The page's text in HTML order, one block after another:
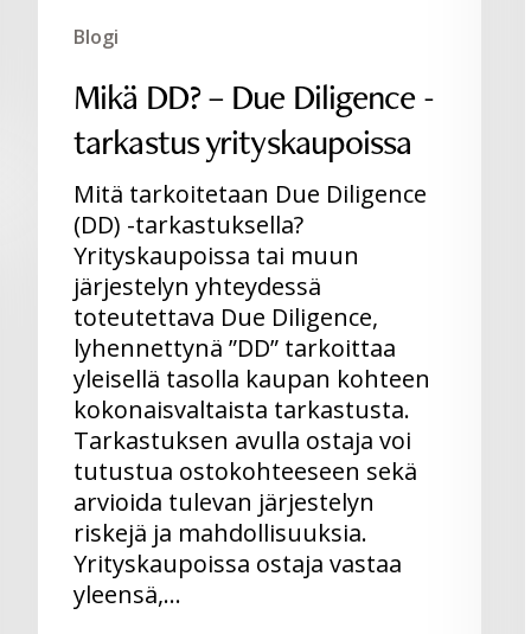
Blogi
Mikä DD? – Due Diligence -
tarkastus yrityskaupoissa
Mitä tarkoitetaan Due Diligence
(DD) -tarkastuksella?
Yrityskaupoissa tai muun
järjestelyn yhteydessä
toteutettava Due Diligence,
lyhennettynä ”DD” tarkoittaa
yleisellä tasolla kaupan kohteen
kokonaisvaltaista tarkastusta.
Tarkastuksen avulla ostaja voi
tutustua ostokohteeseen sekä
arvioida tulevan järjestelyn
riskejä ja mahdollisuuksia.
Yrityskaupoissa ostaja vastaa
yleensä,…